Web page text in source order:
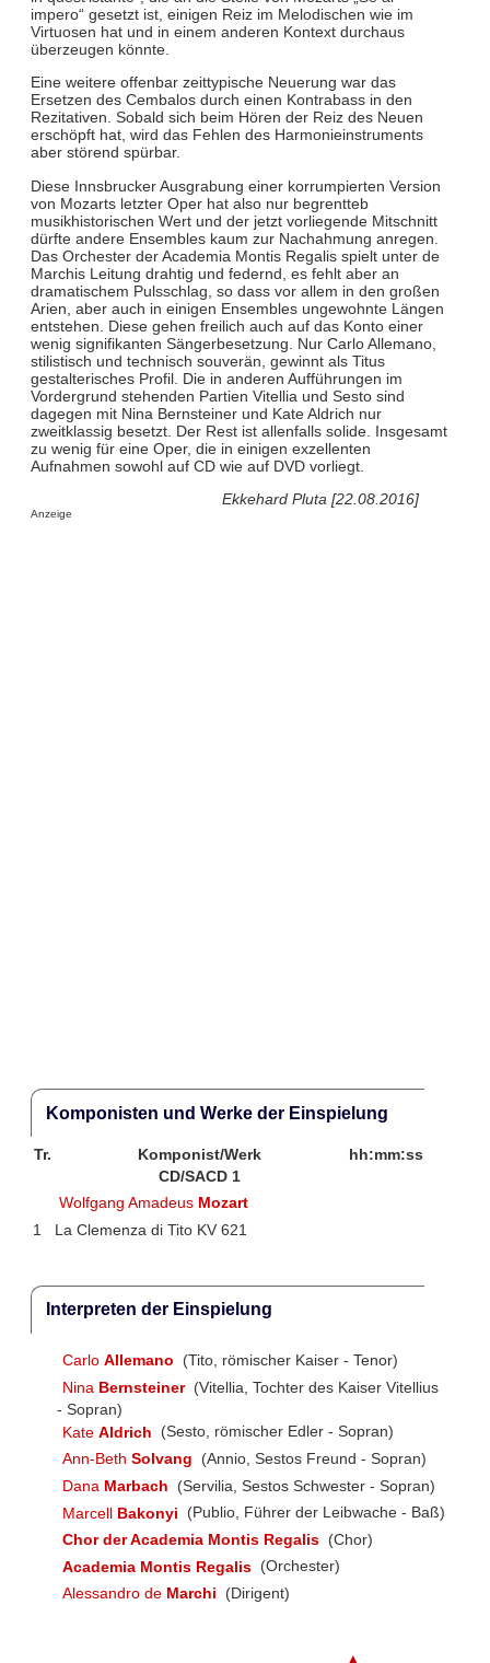
impero“ gesetzt ist, einigen Reiz im Melodischen wie im
Virtuosen hat und in einem anderen Kontext durchaus
überzeugen könnte.
Eine weitere offenbar zeittypische Neuerung war das
Ersetzen des Cembalos durch einen Kontrabass in den
Rezitativen. Sobald sich beim Hören der Reiz des Neuen
erschöpft hat, wird das Fehlen des Harmonieinstruments
aber störend spürbar.
Diese Innsbrucker Ausgrabung einer korrumpierten Version
von Mozarts letzter Oper hat also nur begrentteb
musikhistorischen Wert und der jetzt vorliegende Mitschnitt
dürfte andere Ensembles kaum zur Nachahmung anregen.
Das Orchester der Academia Montis Regalis spielt unter de
Marchis Leitung drahtig und federnd, es fehlt aber an
dramatischem Pulsschlag, so dass vor allem in den großen
Arien, aber auch in einigen Ensembles ungewohnte Längen
entstehen. Diese gehen freilich auch auf das Konto einer
wenig signifikanten Sängerbesetzung. Nur Carlo Allemano,
stilistisch und technisch souverän, gewinnt als Titus
gestalterisches Profil. Die in anderen Aufführungen im
Vordergrund stehenden Partien Vitellia und Sesto sind
dagegen mit Nina Bernsteiner und Kate Aldrich nur
zweitklassig besetzt. Der Rest ist allenfalls solide. Insgesamt
zu wenig für eine Oper, die in einigen exzellenten
Aufnahmen sowohl auf CD wie auf DVD vorliegt.
Ekkehard Pluta [22.08.2016]
Anzeige
Komponisten und Werke der Einspielung
Tr. Komponist/Werk
hh:mm:ss
CD/SACD 1
Wolfgang Amadeus Mozart
1
La Clemenza di Tito KV 621
Interpreten der Einspielung
Carlo Allemano
(Tito, römischer Kaiser - Tenor)
Nina Bernsteiner (Vitellia, Tochter des Kaiser Vitellius
- Sopran)
Kate Aldrich
(Sesto, römischer Edler - Sopran)
Ann-Beth Solvang
(Annio, Sestos Freund - Sopran)
Dana Marbach
(Servilia, Sestos Schwester - Sopran)
Marcell Bakonyi
(Publio, Führer der Leibwache - Baß)
Chor der Academia Montis Regalis (Chor)
Academia Montis Regalis (Orchester)
Alessandro de Marchi (Dirigent)